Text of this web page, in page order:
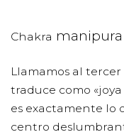
Chakra manipura
Llamamos al tercer
traduce como
es exactamente lo
centro